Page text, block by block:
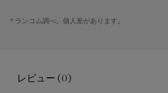
* ランコム調べ。個人差があります。
PDP Section - Benefits Highlighted
PDP Section - Full Two Column Image
PDP Section - Makeup Shade
PDP Section - Get the Look (Full)
PDP Section - Compare Products
PDP Section - FAQs
レビューレビュー (0)